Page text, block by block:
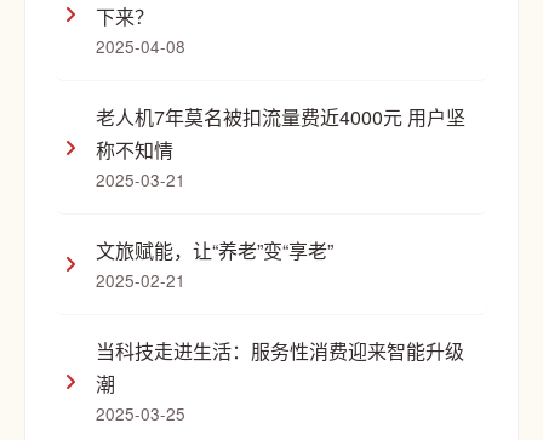
下来？
2025-04-08
老人机7年莫名被扣流量费近4000元 用户坚
称不知情
2025-03-21
文旅赋能，让“养老”变“享老”
2025-02-21
当科技走进生活：服务性消费迎来智能升级
潮
2025-03-25